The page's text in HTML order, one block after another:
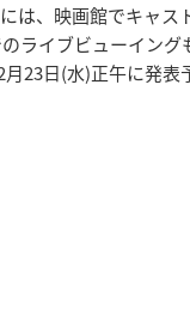
は、映画館でキャス
ライブビューイング
月23日(水)正午に発表